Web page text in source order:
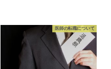
医師の転職について